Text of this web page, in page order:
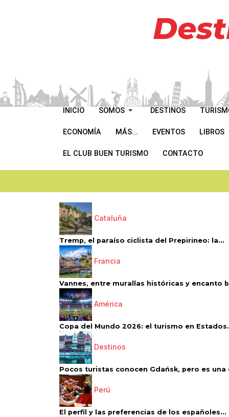
INICIO SOMOS DESTINOS
ECONOMÍA MÁS... EVENTOS LIBROS
EL CLUB BUEN TURISMO CONTACTO
Cataluña
Tremp, el paraíso ciclista del Prepirineo: la...
Francia
Vannes, entre murallas históricas y encanto
América
Copa del Mundo 2026: el turismo en
Destinos
Pocos turistas conocen Gdańsk, pero es una
Perú
El perfil y las preferencias de los españoles...